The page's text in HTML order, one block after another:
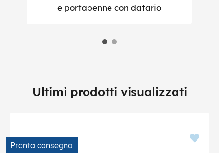
e portapenne con datario
Ultimi prodotti visualizzati
Pronta consegna